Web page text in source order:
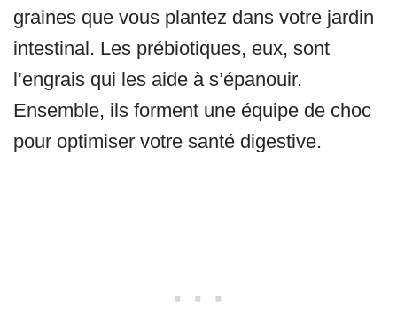
graines que vous plantez dans votre jardin
intestinal. Les prébiotiques, eux, sont
l’engrais qui les aide à s’épanouir.
Ensemble, ils forment une équipe de choc
pour optimiser votre santé digestive.